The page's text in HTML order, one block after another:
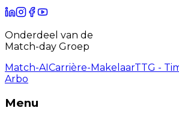
Onderdeel van de
Match-day Groep
Match-AI Carrière-MakelaarTTG -
Arbo
Menu